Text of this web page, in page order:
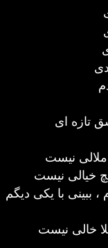
تازه ای
نیست
خیالی نیست
ببینی با یکی دیگم
خالی نیست